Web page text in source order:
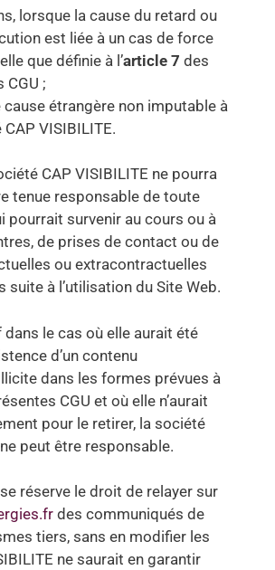
lorsque la cause du retard ou
est liée à un cas de force
que définie à l’article 7des
CGU ;
cause étrangère non imputable à
VISIBILITE.
CAP VISIBILITE ne pourra
tenue responsable de toute
pourrait survenir au cours ou à
de prises de contact ou de
ou extracontractuelles
suite à l’utilisation du Site Web.
dans le cas où elle aurait été
d’un contenu
dans les formes prévues à
CGU et où elle n’aurait
pour le retirer, la société
peut être responsable.
réserve le droit de relayer sur
des communiqués de
tiers, sans en modifier les
ne saurait en garantir